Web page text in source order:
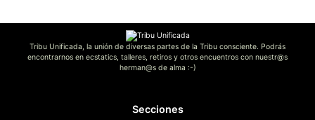
Tribu Unificada, la unión de diversas partes de la Tribu consciente. Podrás
encontrarnos en ecstatics, talleres, retiros y otros encuentros con nuestr@s
herman@s de alma :-)
Secciones